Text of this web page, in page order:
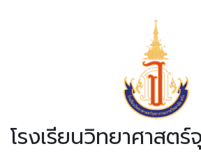
โรงเรียนวิทยาศาสต